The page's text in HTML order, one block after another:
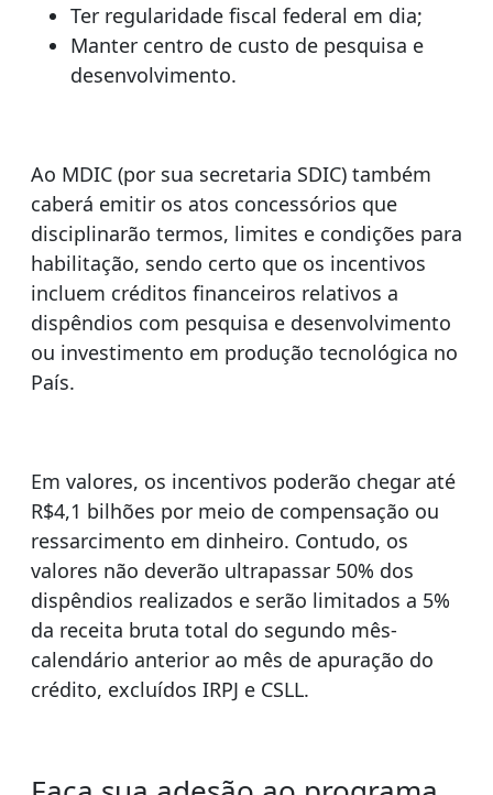
Ter regularidade fiscal federal em dia;
Manter centro de custo de pesquisa e
desenvolvimento.
Ao MDIC (por sua secretaria SDIC) também
caberá emitir os atos concessórios que
disciplinarão termos, limites e condições para
habilitação, sendo certo que os incentivos
incluem créditos financeiros relativos a
dispêndios com pesquisa e desenvolvimento
ou investimento em produção tecnológica no
País.
Em valores, os incentivos poderão chegar até
R$4,1 bilhões por meio de compensação ou
ressarcimento em dinheiro. Contudo, os
valores não deverão ultrapassar 50% dos
dispêndios realizados e serão limitados a 5%
da receita bruta total do segundo mês-
calendário anterior ao mês de apuração do
crédito, excluídos IRPJ e CSLL.